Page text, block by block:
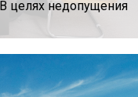
целях недопущения